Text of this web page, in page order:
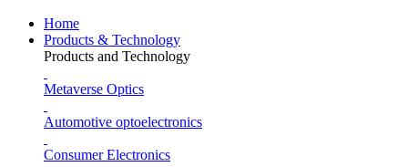
Home
Products & Technology
Products and Technology
Metaverse Optics
Automotive optoelectronics
Consumer Electronics